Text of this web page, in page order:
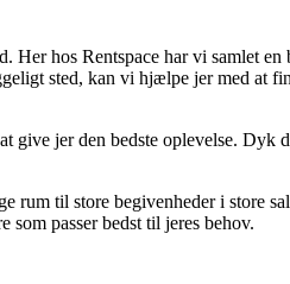
hos Rentspace har vi samlet
sted, kan vi hjælpe jer med at
jer den bedste oplevelse. Dyk
til store begivenheder i store
passer bedst til jeres behov.